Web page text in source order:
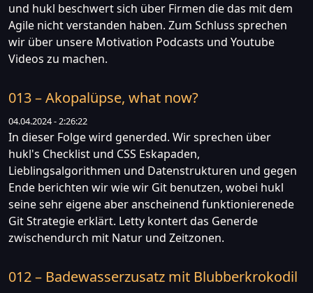
und hukl beschwert sich über Firmen die das mit dem
Agile nicht verstanden haben. Zum Schluss sprechen
wir über unsere Motivation Podcasts und Youtube
Videos zu machen.
013 – Akopalüpse, what now?
04.04.2024 - 2:26:22
In dieser Folge wird generded. Wir sprechen über
hukl's Checklist und CSS Eskapaden,
Lieblingsalgorithmen und Datenstrukturen und gegen
Ende berichten wir wie wir Git benutzen, wobei hukl
seine sehr eigene aber anscheinend funktionierenede
Git Strategie erklärt. Letty kontert das Generde
zwischendurch mit Natur und Zeitzonen.
012 – Badewasserzusatz mit Blubberkrokodil